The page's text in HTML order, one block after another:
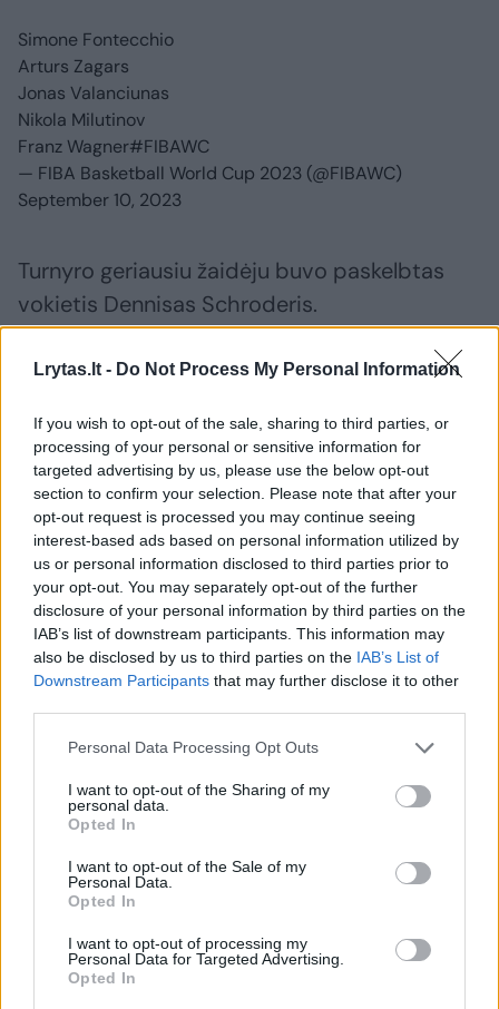
Lrytas.lt - Do Not Process My Personal Information
If you wish to opt-out of the sale, sharing to third parties, or
processing of your personal or sensitive information for
targeted advertising by us, please use the below opt-out
section to confirm your selection. Please note that after your
opt-out request is processed you may continue seeing
interest-based ads based on personal information utilized by
us or personal information disclosed to third parties prior to
your opt-out. You may separately opt-out of the further
disclosure of your personal information by third parties on the
IAB’s list of downstream participants. This information may
also be disclosed by us to third parties on the IAB’s List of
Downstream Participants that may further disclose it to other
Personal Data Processing Opt Outs
I want to opt-out of the Sharing of my
personal data.
Opted In
I want to opt-out of the Sale of my
Personal Data.
Opted In
I want to opt-out of processing my
Personal Data for Targeted Advertising.
Opted In
Simone Fontecchio
Arturs Zagars
Jonas Valanciunas
Nikola Milutinov
Franz Wagner#FIBAWC
— FIBA Basketball World Cup 2023 (@FIBAWC)
September 10, 2023
Turnyro geriausiu žaidėju buvo paskelbtas
vokietis Dennisas Schroderis.
Kartu su juo į pirmąjį penketuką pateko
serbas Bogdanas Bogdanovičius, kanadietis
Shai Gilgeous-Alexanderis, amerikietis
Anthony Edwardsas ir slovėnas Luka
Dončičius.
Susiję straipsniai
Skambi Vokietijos pergalė
neapsiėjo be pokštų: treneris
vertino alų, D. Schroderis
gavo gurkšnį vandens
Manilos
serbai